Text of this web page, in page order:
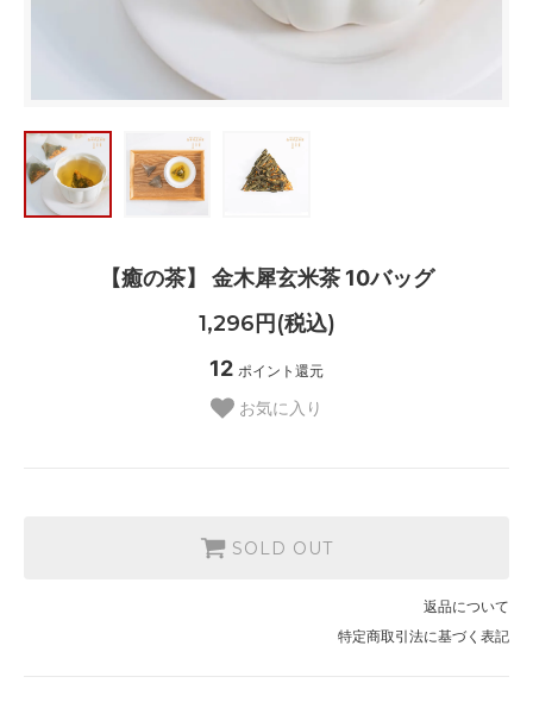
【癒の茶】 金木犀玄米茶 10バッグ
1,296円(税込)
12 ポイント還元
お気に入り
SOLD OUT
返品について
特定商取引法に基づく表記